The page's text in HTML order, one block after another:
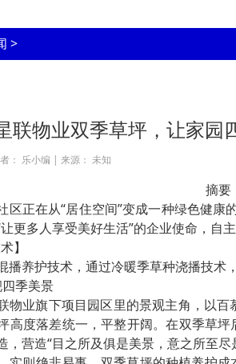
>
联物业双季草坪，让家园
： 乐小编 | 来源： 未知
摘要
区正在从“居住空间”变成一种绿色健康
更多人享受美好生活”的企业使命，自
】
播养护技术，通过冷暖季草种浇播技术
四季美景
物业旗下项目园区里的景观主角，以
高度落差统一，平整开阔。在双季草
，营造“目之所及俱是美景，意之所至尽